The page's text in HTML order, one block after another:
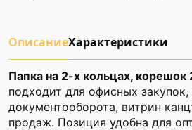
ОписаниеХарактеристики
Папка на 2-х кольцах, корешок
подходит для офисных закупок,
документооборота, витрин
продаж. Позиция удобна для